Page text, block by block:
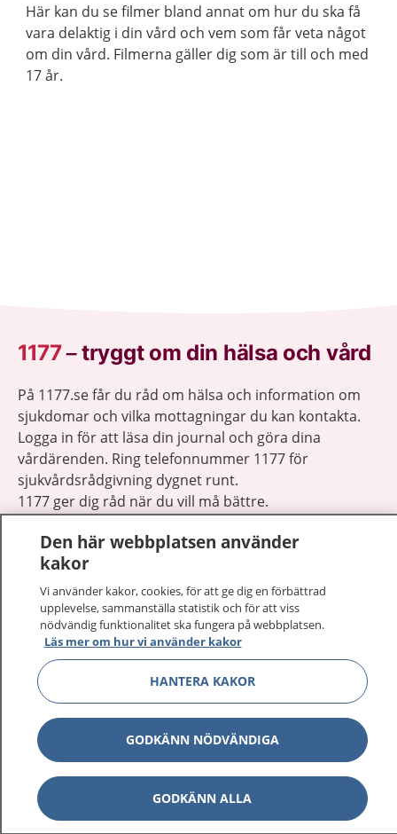
Här kan du se filmer bland annat om hur du ska få
vara delaktig i din vård och vem som får veta något
om din vård. Filmerna gäller dig som är till och med
17 år.
1177–tryggt om din hälsa och vård
På 1177.se får du råd om hälsa och information om
sjukdomar och vilka mottagningar du kan kontakta.
Logga in för att läsa din journal och göra dina
vårdärenden. Ring telefonnummer 1177 för
sjukvårdsrådgivning dygnet runt.
1177 ger dig råd när du vill må bättre.
1177 på flera språk
Om 1177 Visa
Kontakt Visa
Behandling av personuppgifter
Den här webbplatsen använder
kakor
Vi använder kakor, cookies, för att ge dig en förbättrad
upplevelse, sammanställa statistik och för att viss
nödvändig funktionalitet ska fungera på webbplatsen.
Läs mer om hur vi använder kakor
HANTERA KAKOR
GODKÄNN NÖDVÄNDIGA
GODKÄNN ALLA